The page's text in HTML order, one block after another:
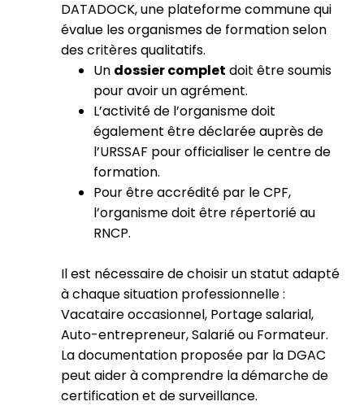
DATADOCK, une plateforme commune qui
évalue les organismes de formation selon
des critères qualitatifs.
Un dossier complet doit être soumis
pour avoir un agrément.
L’activité de l’organisme doit
également être déclarée auprès de
l’URSSAF pour officialiser le centre de
formation.
Pour être accrédité par le CPF,
l’organisme doit être répertorié au
RNCP.
Il est nécessaire de choisir un statut adapté
à chaque situation professionnelle :
Vacataire occasionnel, Portage salarial,
Auto-entrepreneur, Salarié ou Formateur.
La documentation proposée par la DGAC
peut aider à comprendre la démarche de
certification et de surveillance.